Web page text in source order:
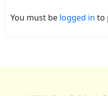
You must be logged in to